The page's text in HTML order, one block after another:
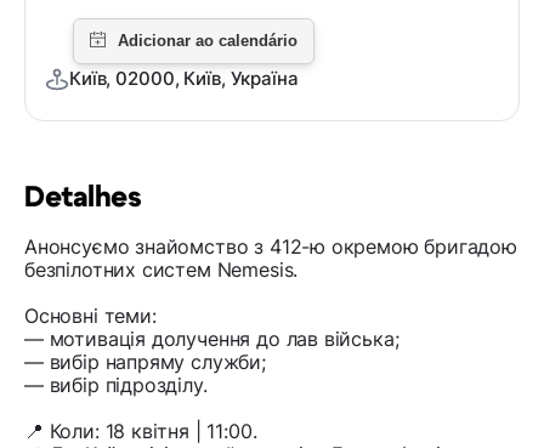
Detalhes
Анонсуємо знайомство з 412-ю окремою бригадою
безпілотних систем Nemesis.
Основні теми:
— мотивація долучення до лав війська;
— вибір напряму служби;
— вибір підрозділу.
📍 Коли: 18 квітня | 11:00.
Київ, 02000, Київ, Україна